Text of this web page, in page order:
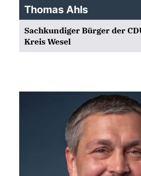
Thomas Ahls
Sachkundiger Bürger der
Kreis Wesel